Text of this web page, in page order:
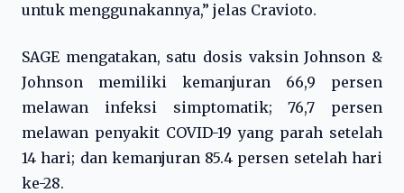
untuk menggunakannya,” jelas Cravioto.
SAGE mengatakan, satu dosis vaksin Johnson &
Johnson memiliki kemanjuran 66,9 persen
melawan infeksi simptomatik; 76,7 persen
melawan penyakit COVID-19 yang parah setelah
14 hari; dan kemanjuran 85.4 persen setelah hari
ke-28.